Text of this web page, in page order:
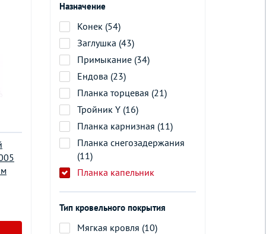
Назначение
Конек (54)
Заглушка (43)
Примыкание (34)
Ендова (23)
Планка торцевая (21)
Тройник Y (16)
Планка карнизная (11)
Планка снегозадержания
(11)
Планка капельник
Тип кровельного покрытия
Мягкая кровля (10)